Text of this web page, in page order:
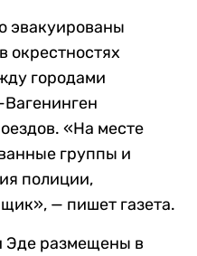
эвакуированы
окрестностях
городами
«На месте
группы и
полиции,
— пишет газета.
Эде размещены в